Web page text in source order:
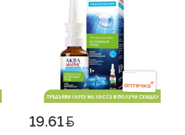
19.61